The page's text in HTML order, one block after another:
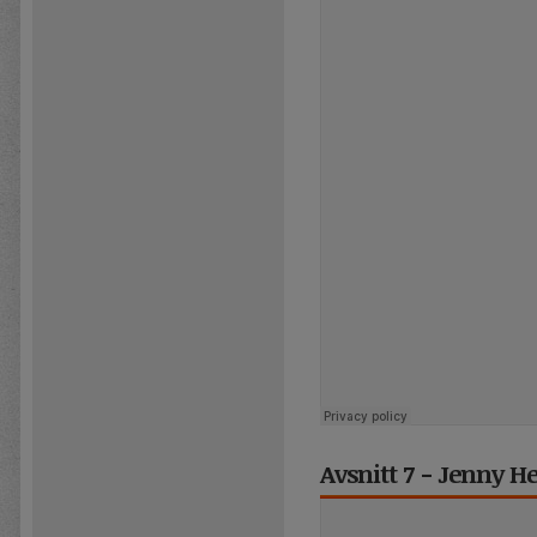
Avsnitt 7 - Jenny